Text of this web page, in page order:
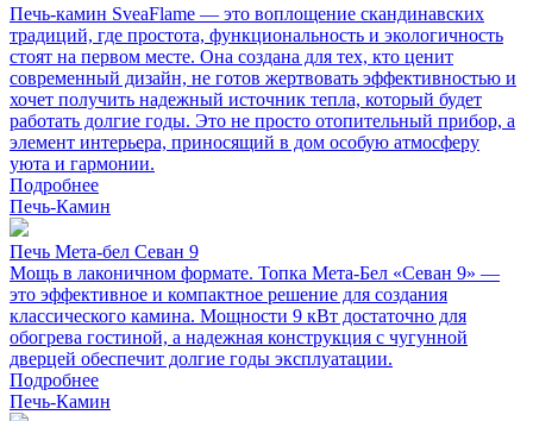
Печь-камин SveaFlame — это воплощение скандинавских
традиций, где простота, функциональность и экологичность
стоят на первом месте. Она создана для тех, кто ценит
современный дизайн, не готов жертвовать эффективностью и
хочет получить надежный источник тепла, который будет
работать долгие годы. Это не просто отопительный прибор, а
элемент интерьера, приносящий в дом особую атмосферу
уюта и гармонии.
Подробнее
Печь-Камин
Печь Мета-бел Севан 9
Мощь в лаконичном формате. Топка Мета-Бел «Севан 9» —
это эффективное и компактное решение для создания
классического камина. Мощности 9 кВт достаточно для
обогрева гостиной, а надежная конструкция с чугунной
дверцей обеспечит долгие годы эксплуатации.
Подробнее
Печь-Камин